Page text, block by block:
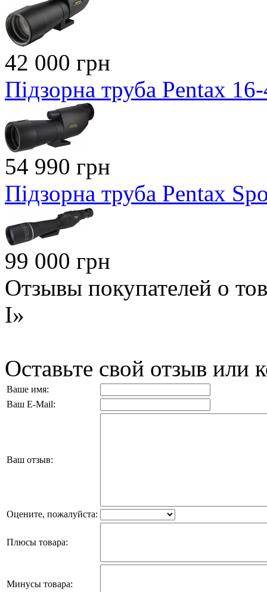
42 000 грн
Підзорна труба Pentax
54 990 грн
Підзорна труба Pentax
99 000 грн
Отзывы покупателей о
I»
Оставьте свой отзыв или
Ваше имя:
Ваш E-Mail:
Ваш отзыв:
Оцените, пожалуйста:
Плюсы товара:
Минусы товара: